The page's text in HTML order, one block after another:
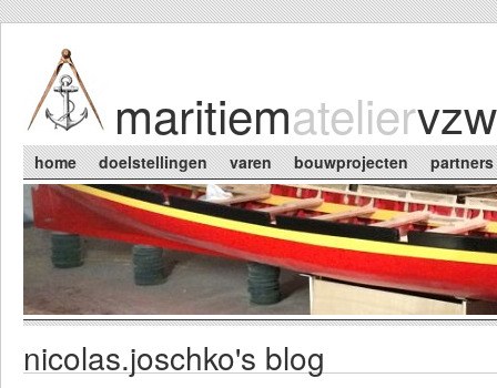
maritiemateliervzw
Main menu
home doelstellingen varen bouwprojecten partners
You are here
nicolas.joschko's blog